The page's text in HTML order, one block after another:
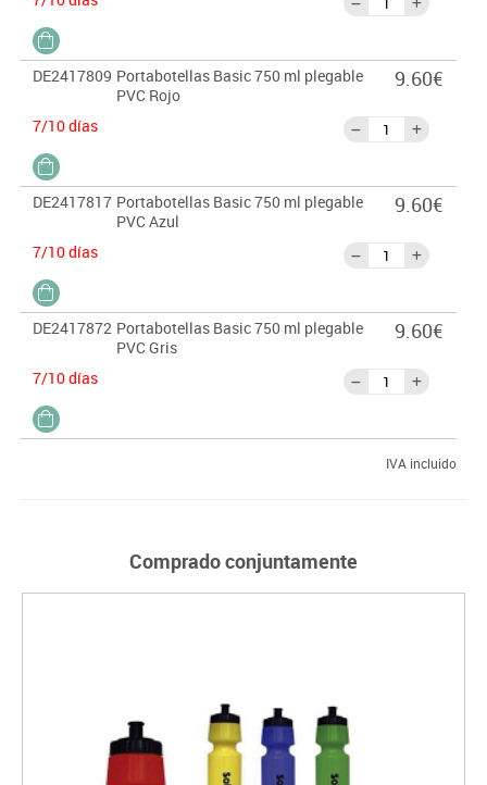
DE2417809 Portabotellas Basic 750 ml plegable
PVC Rojo
7/10 días
9.60€
DE2417817 Portabotellas Basic 750 ml plegable
PVC Azul
7/10 días
9.60€
DE2417872 Portabotellas Basic 750 ml plegable
PVC Gris
7/10 días
9.60€
IVA incluido
Comprado conjuntamente